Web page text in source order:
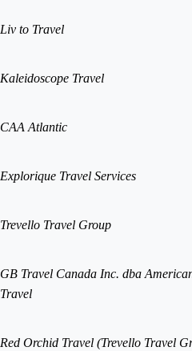
Liv to Travel
Kaleidoscope Travel
CAA Atlantic
Explorique Travel Services
Trevello Travel Group
GB Travel Canada Inc. dba
Travel
Red Orchid Travel (Trevello Travel